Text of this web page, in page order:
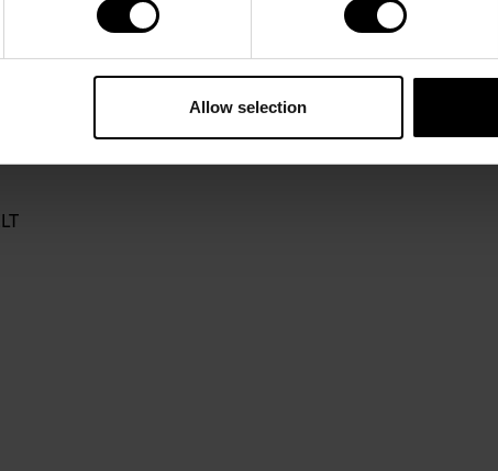
Allow selection